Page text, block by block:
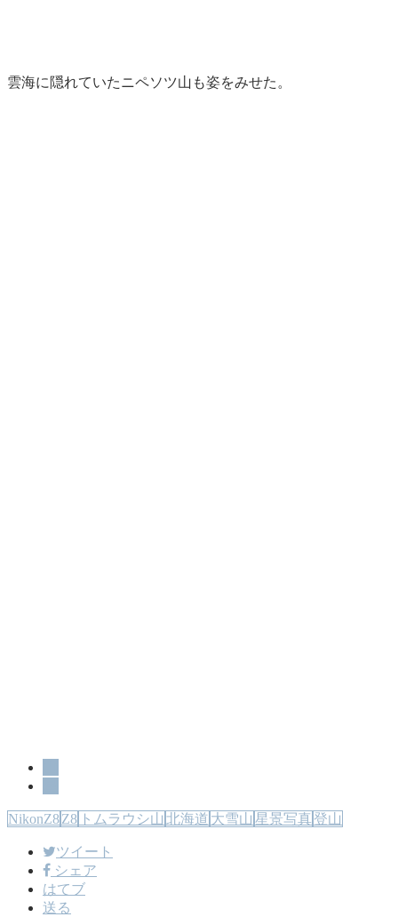
雲海に隠れていたニペソツ山も姿をみせた。
NikonZ8Z8 トムラウシ山 北海道 大雪山 星景写真登山
ツイート
シェア
はてブ
送る